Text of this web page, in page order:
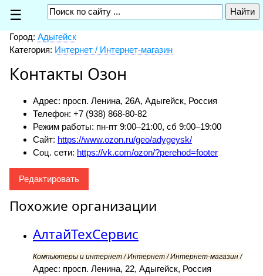
☰
Город: Адыгейск
Категория: Интернет / Интернет-магазин
Контакты Озон
Адрес: просп. Ленина, 26А, Адыгейск, Россия
Телефон: +7 (938) 868-80-82
Режим работы: пн-пт 9:00–21:00, сб 9:00–19:00
Сайт: https://www.ozon.ru/geo/adygeysk/
Соц. сети: https://vk.com/ozon/?perehod=footer
Редактировать
Похожие организации
АлтайТехСервис
Компьютеры и интернет / Интернет / Интернет-магазин /
Адрес: просп. Ленина, 22, Адыгейск, Россия